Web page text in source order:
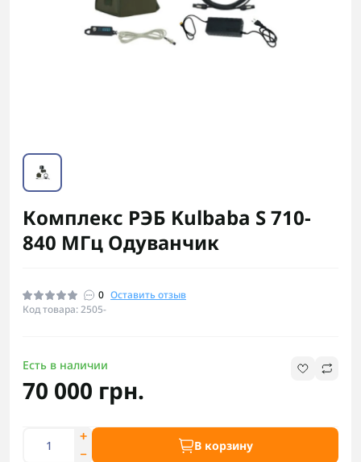
Комплекс РЭБ Kulbaba S 710-
840 МГц Одуванчик
0 Оставить отзыв
Код товара: 2505-
Есть в наличии
70 000 грн.
В корзину